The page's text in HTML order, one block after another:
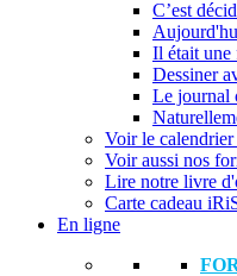
C’est
Il était une
Dessiner
Le journal
Voir le
Voir aussi nos
Lire notre livre
Carte cadeau
En ligne